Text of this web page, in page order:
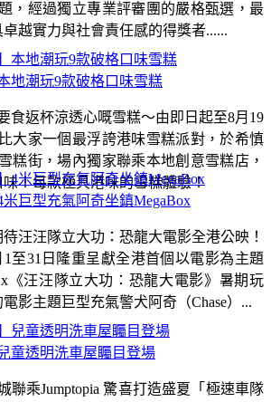
地潮玩9款破格口味雪糕
食返杯涼透心嘅雪糕～由即日起至8月19
大家一個最浮誇港味雪糕派對，於希慎
糕街，場內獨家聯乘本地創意雪糕店，
！每款極具港味的雪糕體驗！
童透明洗車屋矚目登場
聯乘Jumptopia 驚喜打造盛夏「極速車隊
，經過獨立專業評審團的嚴格甄選，最
越實力與社會責任感的得獎者......
米巨型充氣阿奇坐鎮MegaBox
汪汪隊立大功：恐龍大電影全港公映！
1至31日隆重呈獻全港首個以電影為主題
x《汪汪隊立大功：恐龍大電影》暑期玩
影主題巨型充氣警犬阿奇（Chase）...